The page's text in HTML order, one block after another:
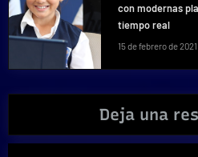
con modernas
tiempo real
15 de febrero de 2021
Deja una